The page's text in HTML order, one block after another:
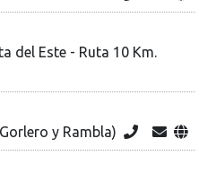
del Este - Ruta 10 Km.
y Rambla)